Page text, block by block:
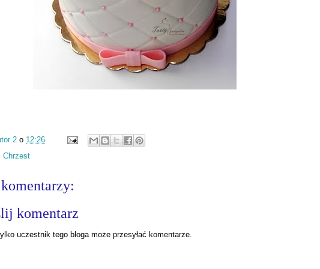
2 o 12:26
Chrzest
komentarz
uczestnik tego bloga może przesyłać komentarze.